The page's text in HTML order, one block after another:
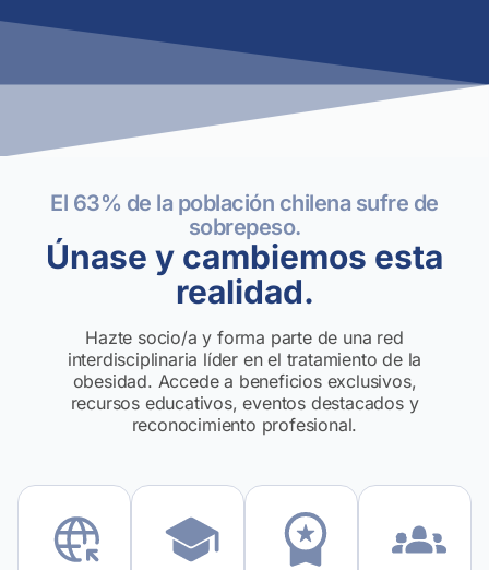
El 63% de la población chilena sufre de
sobrepeso.
Únase y cambiemos esta
realidad.
Hazte socio/a y forma parte de una red
interdisciplinaria líder en el tratamiento de la
obesidad. Accede a beneficios exclusivos,
recursos educativos, eventos destacados y
reconocimiento profesional.